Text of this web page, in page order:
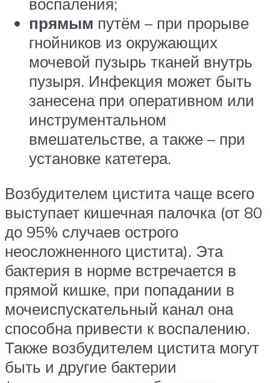
прямым путём – при прорыве
гнойников из окружающих
мочевой пузырь тканей внутрь
пузыря. Инфекция может быть
занесена при оперативном или
инструментальном
вмешательстве, а также – при
установке катетера.
Возбудителем цистита чаще всего
выступает кишечная палочка (от 80
до 95% случаев острого
неосложненного цистита). Эта
бактерия в норме встречается в
прямой кишке, при попадании в
мочеиспускательный канал она
способна привести к воспалению.
Также возбудителем цистита могут
быть и другие бактерии